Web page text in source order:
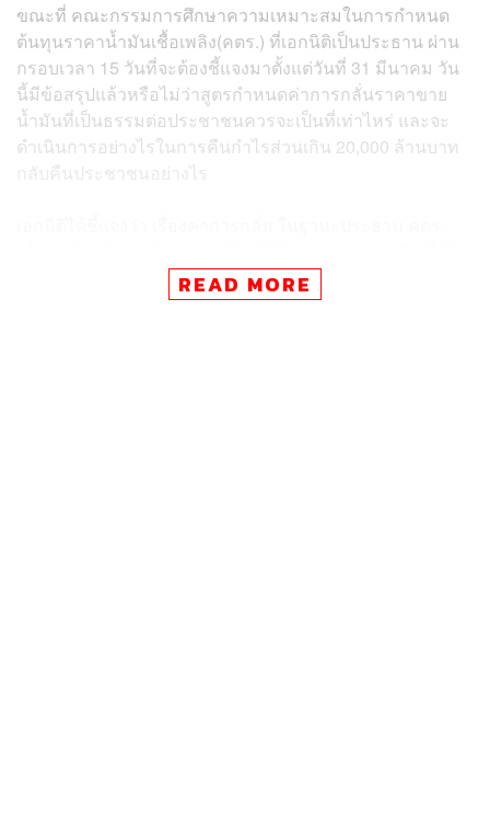
ขณะที่ คณะกรรมการศึกษาความเหมาะสมในการกำหนด
ต้นทุนราคาน้ำมันเชื้อเพลิง(คตร.) ที่เอกนิติเป็นประธาน ผ่าน
กรอบเวลา 15 วันที่จะต้องชี้แจงมาตั้งแต่วันที่ 31 มีนาคม วัน
นี้มีข้อสรุปแล้วหรือไม่ว่าสูตรกำหนดค่าการกลั่นราคาขาย
น้ำมันที่เป็นธรรมต่อประชาชนควรจะเป็นที่เท่าไหร่ และจะ
ดำเนินการอย่างไรในการคืนกำไรส่วนเกิน 20,000 ล้านบาท
กลับคืนประชาชนอย่างไร
ที่ประชุมเราได้เรียกกันว่าเป็นแค่การกลั่นทิพย์ โดยไปอ้างอิง
ตัวเลขของสิงคโปร์ โดยที่ยังไม่อ้างอิงสถานการณ์ช่วง
READ MORE